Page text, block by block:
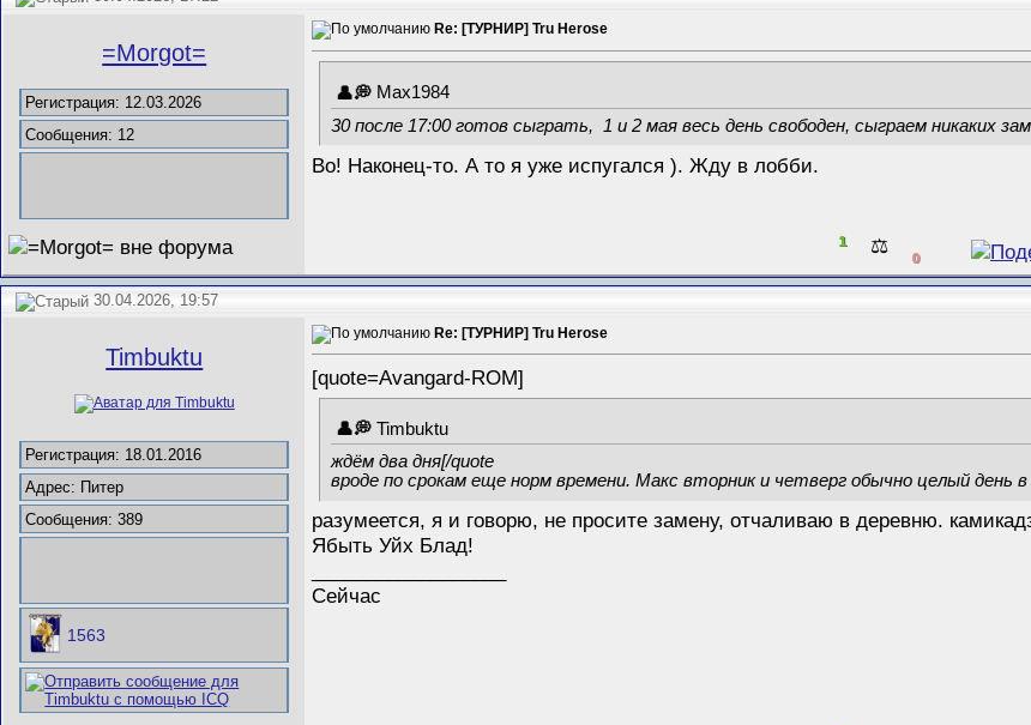
=Morgot=
Регистрация: 12.03.2026
Сообщения: 12
Re: [ТУРНИР] Tru Herose
Max1984
30 после 17:00 готов сыграть, 1 и 2 мая весь день свободен, сыграем никаких
Во! Наконец-то. А то я уже испугался ). Жду в лобби.
1 ⚖️ 0
30.04.2026, 19:57
Timbuktu
Регистрация: 18.01.2016
Адрес: Питер
Сообщения: 389
1563
Re: [ТУРНИР] Tru Herose
[quote=Avangard-ROM]
Timbuktu
ждём два дня[/quote
вроде по срокам еще норм времени. Макс вторник и четверг обычно целый день
разумеется, я и говорю, не просите замену, отчаливаю в деревню.
Ябыть Уйх Блад!
Сейчас